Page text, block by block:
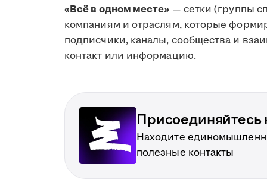
«Всё в одном месте» — сетки (группы
компаниям и отраслям, которые
подписчики, каналы, сообщества и
контакт или информацию.
Присоединяйтесь
Находите
полезные контакты